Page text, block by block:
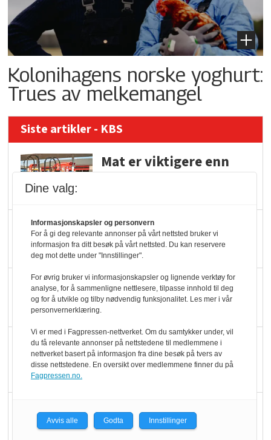
Kolonihagens norske yoghurt:
Trues av melkemangel
Siste artikler - KBS
Mat er viktigere enn
pris når elbilister
Ti bensinstasjoner
legger ned hver måned
Potetball, kylling og 98
oktan
KBS-bransjen i
endring: Stadig større
Vokser med ferdigmat
i dagligvare
Dine valg:
Informasjonskapsler og personvern
For å gi deg relevante annonser på vårt nettsted bruker vi
informasjon fra ditt besøk på vårt nettsted. Du kan reservere
deg mot dette under "Innstillinger".
For øvrig bruker vi informasjonskapsler og lignende verktøy for
analyse, for å sammenligne nettlesere, tilpasse innhold til deg
og for å utvikle og tilby nødvendig funksjonalitet. Les mer i vår
personvernerklæring.
Vi er med i Fagpressen-nettverket. Om du samtykker under, vil
du få relevante annonser på nettstedene til medlemmene i
nettverket basert på informasjon fra dine besøk på tvers av
disse nettstedene. En oversikt over medlemmene finner du på
Fagpressen.no.
Avvis alle Godta Innstillinger